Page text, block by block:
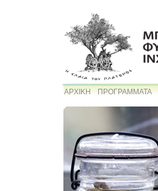
ΑΡΧΙΚΗ ΠΡΟΓΡΑΜΜΑΤΑ